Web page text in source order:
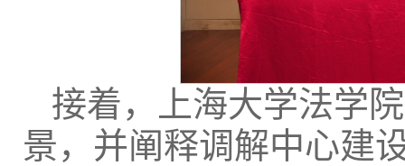
接着，上海大学法学
景，并阐释调解中心建